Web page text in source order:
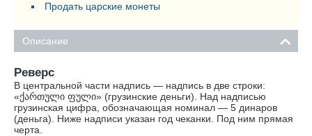
Продать царские монеты
Описание
Реверс
В центральной части надпись — надпись в две строки:
«ქართული ფული» (грузинские деньги). Над надписью
грузинская цифра, обозначающая номинал — 5 динаров
(деньга). Ниже надписи указан год чеканки. Под ним прямая
черта.